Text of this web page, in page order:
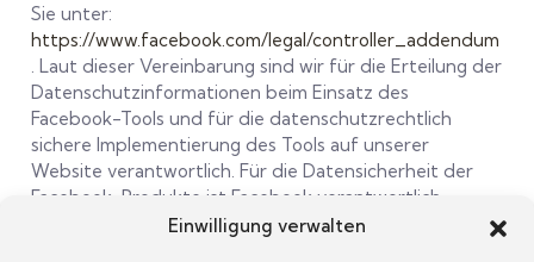
Einwilligung verwalten
Sie unter:
https://www.facebook.com/legal/controller_addendum
. Laut dieser Vereinbarung sind wir für die Erteilung der
Datenschutzinformationen beim Einsatz des
Facebook-Tools und für die datenschutzrechtlich
sichere Implementierung des Tools auf unserer
Website verantwortlich. Für die Datensicherheit der
Facebook-Produkte ist Facebook verantwortlich.
Betroffenenrechte (z. B. Auskunftsersuchen)